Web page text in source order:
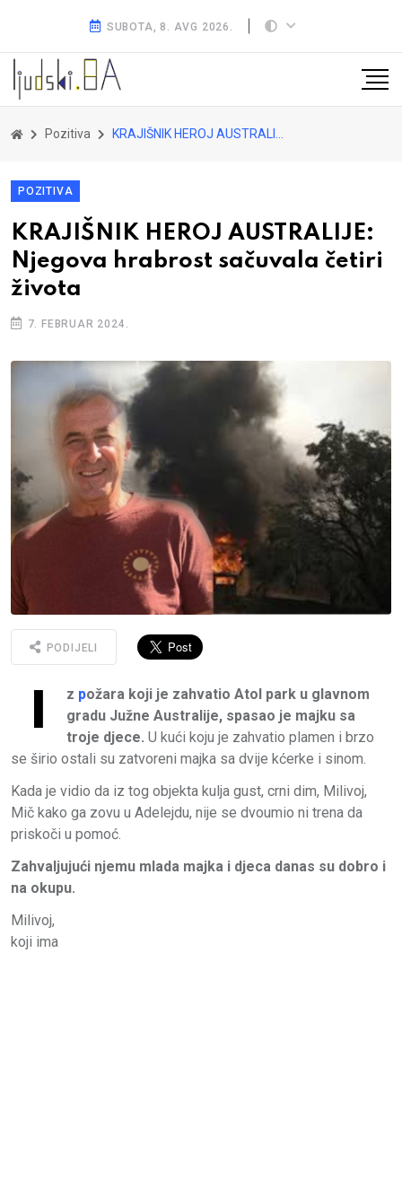
SUBOTA, 8. AVG 2026.
Pozitiva KRAJIŠNIK HEROJ AUSTRALIJE: Njegova hrabrost sačuvala četiri života
POZITIVA
KRAJIŠNIK HEROJ AUSTRALIJE:
Njegova hrabrost sačuvala četiri
života
7. FEBRUAR 2024.
PODIJELI
I z požara koji je zahvatio Atol park u glavnom
gradu Južne Australije, spasao je majku sa
troje djece. U kući koju je zahvatio plamen i brzo
se širio ostali su zatvoreni majka sa dvije kćerke i sinom.
Kada je vidio da iz tog objekta kulja gust, crni dim, Milivoj,
Mič kako ga zovu u Adelejdu, nije se dvoumio ni trena da
priskoči u pomoć.
Zahvaljujući njemu mlada majka i djeca danas su dobro i
na okupu.
Milivoj,
koji ima